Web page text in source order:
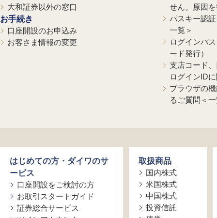
大和証券以外の窓口
お手続き
口座開設のお申込み
お客さま情報の変更
せん。原因
パスキー認
一覧＞
ログインパ
ード発行）
支店コード
ログインID
ブラウザの
るご質問＜
はじめての方・ダイワのサ
ービス
口座開設をご検討の方
お取引スタートガイド
証券総合サービス
取扱商品
国内株式
米国株式
中国株式
投資信託